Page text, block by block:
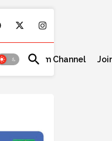
Telegram Channel